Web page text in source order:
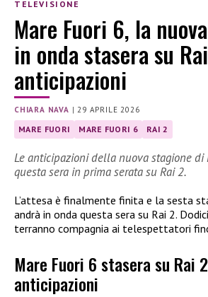
TELEVISIONE
Mare Fuori 6, la
in onda stasera su
anticipazioni
CHIARA NAVA | 29 APRILE 2026
MARE FUORI MARE FUORI 6 RAI 2
Le anticipazioni della nuova stagione di
questa sera in prima serata su Rai 2.
L’attesa è finalmente finita e la sesta
andrà in onda questa sera su Rai 2.
terranno compagnia ai telespettatori
Mare Fuori 6 stasera su Rai
anticipazioni